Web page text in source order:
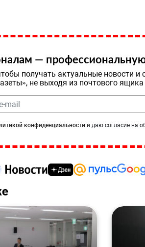
—
получать актуальные новости и
не выходя из почтового ящика
конфиденциальности и даю согласие на